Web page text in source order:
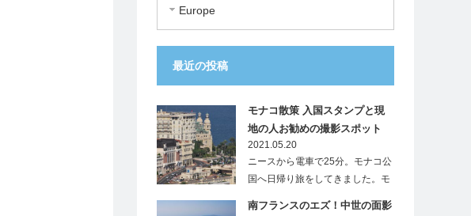
Europe
最近の投稿
モナコ散策 入国スタンプと現
地の人お勧めの撮影スポット
2021.05.20
ニースから電車で25分。モナコ公
国へ日帰り旅をしてきました。モ
南フランスのエズ！中世の面影